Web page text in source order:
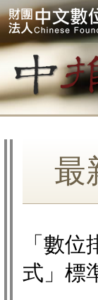
最
「數
式」標